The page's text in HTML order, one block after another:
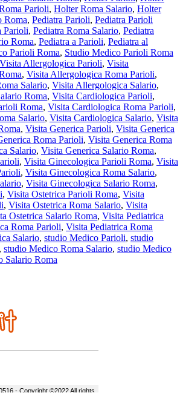
Parioli, Holter Roma Salario, Holter
Roma, Pediatra Parioli, Pediatra Parioli
Parioli, Pediatra Roma Salario, Pediatra
Roma, Pediatra a Parioli, Pediatra al
Parioli Roma, Studio Medico Parioli Roma
Visita Allergologica Parioli, Visita
, Visita Allergologica Roma Parioli,
Salario, Visita Allergologica Salario,
Roma, Visita Cardiologica Parioli,
Roma, Visita Cardiologica Roma Parioli,
Salario, Visita Cardiologica Salario, Visita
, Visita Generica Parioli, Visita Generica
Roma Parioli, Visita Generica Roma
Salario, Visita Generica Salario Roma,
, Visita Ginecologica Parioli Roma, Visita
, Visita Ginecologica Roma Salario,
, Visita Ginecologica Salario Roma,
, Visita Ostetrica Parioli Roma, Visita
, Visita Ostetrica Roma Salario, Visita
Ostetrica Salario Roma, Visita Pediatrica
Roma Parioli, Visita Pediatrica Roma
Salario, studio Medico Parioli, studio
, studio Medico Roma Salario, studio Medico
Salario Roma